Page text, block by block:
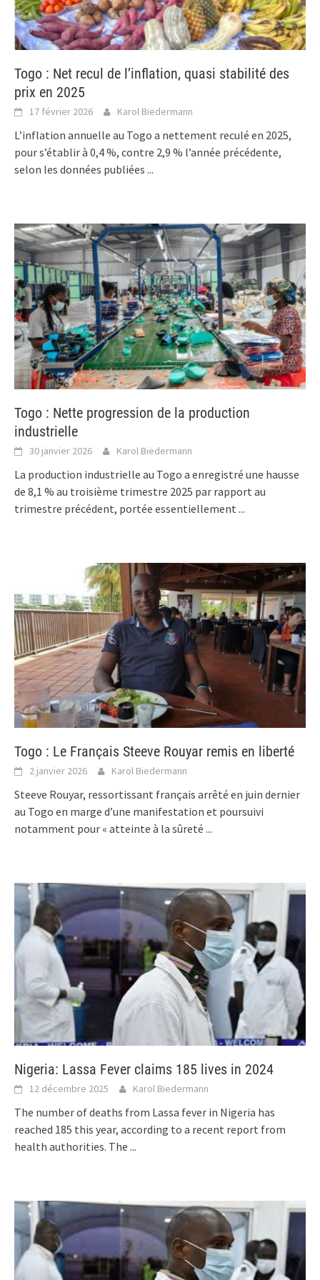
Togo : Net recul de l’inflation, quasi stabilité des
prix en 2025
17 février 2026 Karol Biedermann
L’inflation annuelle au Togo a nettement reculé en 2025,
pour s’établir à 0,4 %, contre 2,9 % l’année précédente,
selon les données publiées ...
Togo : Nette progression de la production
industrielle
30 janvier 2026 Karol Biedermann
La production industrielle au Togo a enregistré une hausse
de 8,1 % au troisième trimestre 2025 par rapport au
trimestre précédent, portée essentiellement ...
Togo : Le Français Steeve Rouyar remis en liberté
2 janvier 2026 Karol Biedermann
Steeve Rouyar, ressortissant français arrêté en juin dernier
au Togo en marge d’une manifestation et poursuivi
notamment pour « atteinte à la sûreté ...
Nigeria: Lassa Fever claims 185 lives in 2024
12 décembre 2025 Karol Biedermann
The number of deaths from Lassa fever in Nigeria has
reached 185 this year, according to a recent report from
health authorities. The ...